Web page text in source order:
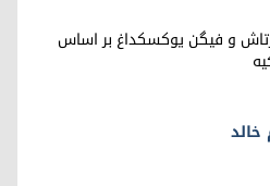
و فیگن یوکسکداغ بر اساس
خالد